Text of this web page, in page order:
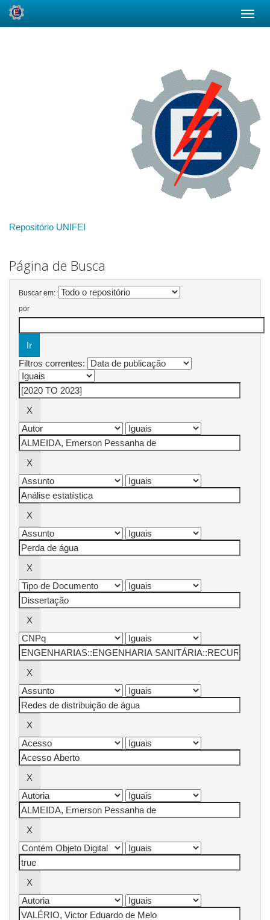
Repositório UNIFEI
Página de Busca
Buscar em:
por
Filtros correntes: